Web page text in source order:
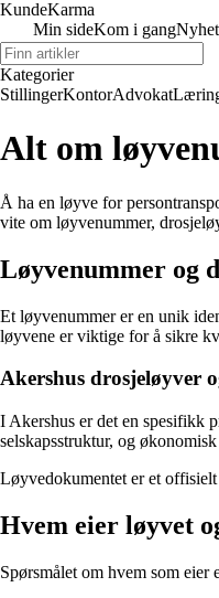
KundeKarma
Min sideKom i gang
Kategorier
StillingerKontorAdvokat
Alt om
Å ha en løyve for
vite om løyvenummer,
Løyvenummer og
Et løyvenummer er en unik
løyvene er viktige for å sikre
Akershus drosjeløyver
I Akershus er det en spesifikk
selskapsstruktur, og
Løyvedokumentet er et
Hvem eier løyvet
Spørsmålet om hvem som